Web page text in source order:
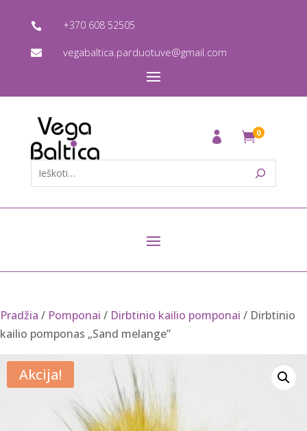
 +370 608 52505
 vegabaltica.parduotuve@gmail.com
0
Pradžia / Pomponai / Dirbtinio kailio pomponai / Dirbtinio
kailio pomponas „Sand melange”
Akcija!